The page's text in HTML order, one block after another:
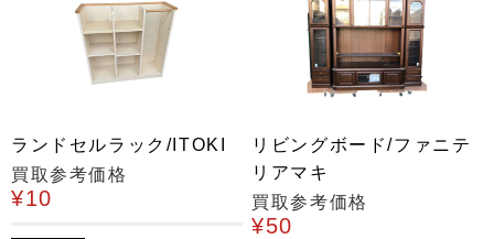
ランドセルラック/ITOKI
買取参考価格
¥10
リビングボード/ファニテ
リアマキ
買取参考価格
¥50